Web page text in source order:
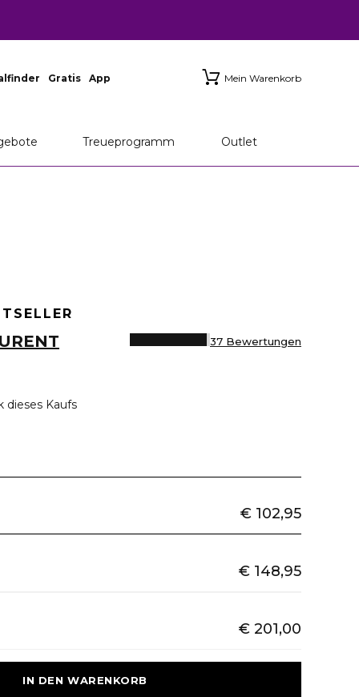
Gratis App Mein Warenkorb
Treueprogramm Outlet
37 Bewertungen
dieses Kaufs
€ 102,95
€ 148,95
€ 201,00